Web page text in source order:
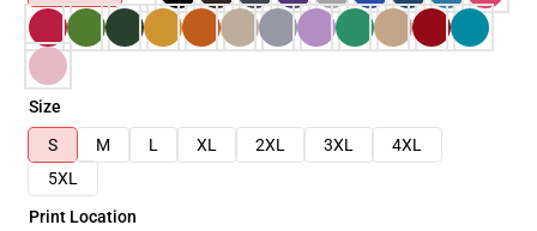
Size
S
M L XL 2XL 3XL
4XL
5XL
Print Location